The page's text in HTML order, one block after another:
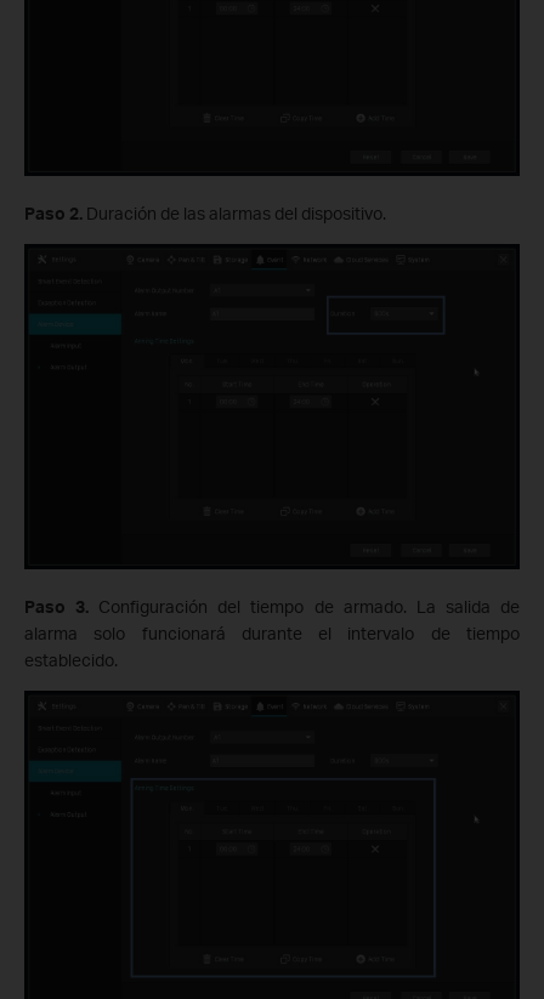
Paso 2. Duración de las alarmas del dispositivo.
Paso 3. Configuración del tiempo de armado. La salida de
alarma solo funcionará durante el intervalo de tiempo
establecido.